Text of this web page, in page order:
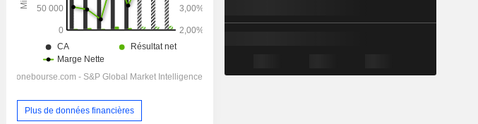
1,5% 36,86% 0% 0%
10,4x 9,43x
0,92x 0,89x
0,2x 1,23x
0x 0,5x 0,49x
Plus de données financières